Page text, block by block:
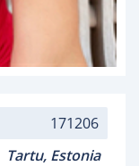
171206
Tartu, Estonia